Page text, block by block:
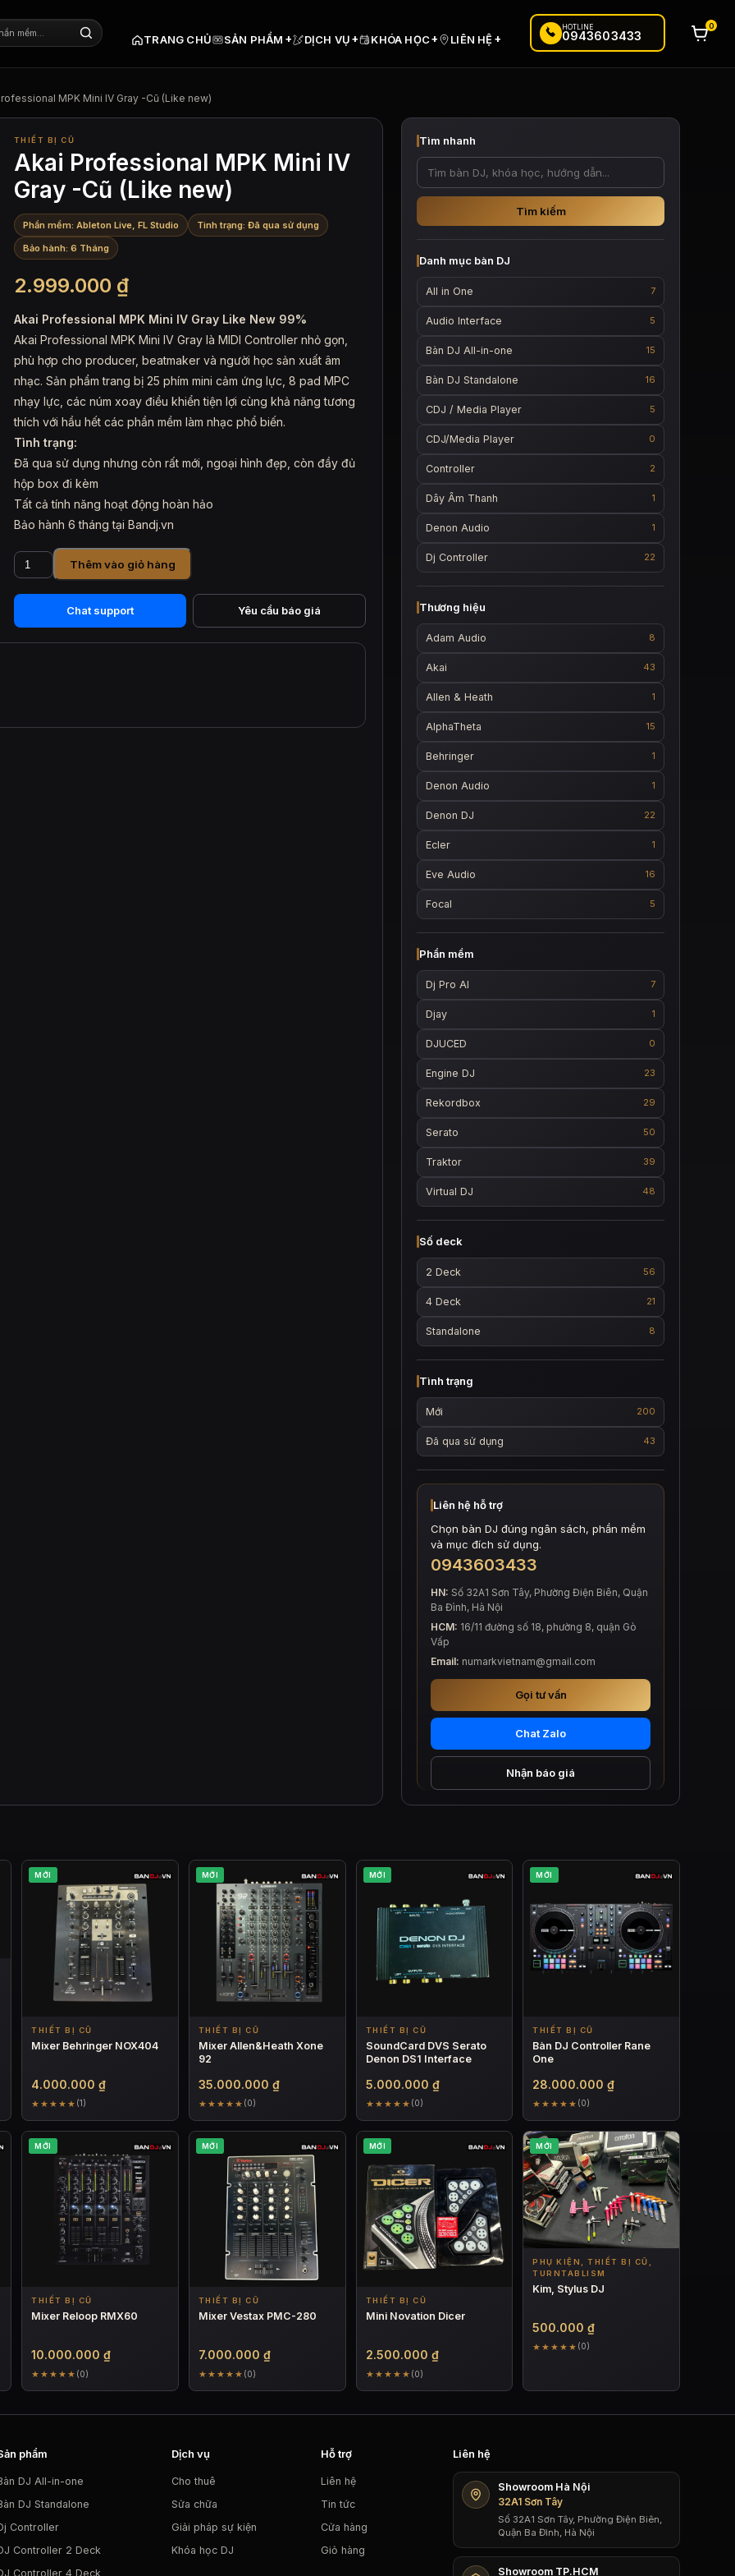
TRANG CHỦ SẢN PHẨM + DỊCH VỤ+ KHÓA HỌC+ LIÊN HỆ +
HOTLINE
0943603433
0
MPK Mini IV Gray -Cũ (Like new)
THIẾT BỊ CŨ
Akai Professional MPK Mini IV
Gray -Cũ (Like new)
Phần mềm: Ableton Live, FL Studio
Tình trạng: Đã qua sử dụng
Bảo hành: 6 Tháng
2.999.000 ₫
Akai Professional MPK Mini IV Gray Like New 99%
Akai Professional MPK Mini IV Gray là MIDI Controller nhỏ gọn,
phù hợp cho producer, beatmaker và người học sản xuất âm
nhạc. Sản phẩm trang bị 25 phím mini cảm ứng lực, 8 pad MPC
nhạy lực, các núm xoay điều khiển tiện lợi cùng khả năng tương
thích với hầu hết các phần mềm làm nhạc phổ biến.
Tình trạng:
Đã qua sử dụng nhưng còn rất mới, ngoại hình đẹp, còn đầy đủ
hộp box đi kèm
Tất cả tính năng hoạt động hoàn hảo
Bảo hành 6 tháng tại Bandj.vn
Akai
Professional
Mini
IV
lượng
Thêm vào giỏ hàng
Chat support Yêu cầu báo giá
Tìm nhanh
Tìm kiếm
Danh mục bàn DJ
All in One 7
Audio Interface 5
Bàn DJ All-in-one 15
Bàn DJ Standalone 16
CDJ / Media Player 5
CDJ/Media Player 0
Controller 2
Dây Âm Thanh 1
Denon Audio 1
Dj Controller 22
Thương hiệu
Adam Audio 8
Akai 43
Allen & Heath 1
AlphaTheta 15
Behringer 1
Denon Audio 1
Denon DJ 22
Ecler 1
Eve Audio 16
Focal 5
Phần mềm
Dj Pro AI 7
Djay 1
DJUCED 0
Engine DJ 23
Rekordbox 29
Serato 50
Traktor 39
Virtual DJ 48
Số deck
2 Deck 56
4 Deck 21
Standalone 8
Tình trạng
Mới 200
Đã qua sử dụng 43
Liên hệ hỗ trợ
Chọn bàn DJ đúng ngân sách, phần mềm
và mục đích sử dụng.
0943603433
HN: Số 32A1 Sơn Tây, Phường Điện Biên, Quận
Ba Đình, Hà Nội
HCM: 16/11 đường số 18, phường 8, quận Gò
Vấp
Email: numarkvietnam@gmail.com
Gọi tư vấn
Chat Zalo
Nhận báo giá
MỚI
THIẾT BỊ CŨ
Mixer Behringer NOX404
4.000.000₫
★★★★★ (1)
MỚI
THIẾT BỊ CŨ
Mixer Allen&Heath Xone
92
35.000.000 ₫
★★★★★ (0)
MỚI
THIẾT BỊ CŨ
SoundCard DVS Serato
Denon DS1 Interface
5.000.000 ₫
★★★★★ (0)
MỚI
THIẾT BỊ CŨ
Bàn DJ Controller Rane
One
28.000.000₫
★★★★★ (0)
MỚI
THIẾT BỊ CŨ
Mixer Reloop RMX60
10.000.000₫
★★★★★ (0)
MỚI
THIẾT BỊ CŨ
Mixer Vestax PMC-280
7.000.000 ₫
★★★★★ (0)
MỚI
THIẾT BỊ CŨ
Mini Novation Dicer
2.500.000 ₫
★★★★★ (0)
MỚI
PHỤ KIỆN, THIẾT BỊ CŨ,
TURNTABLISM
Kim, Stylus DJ
500.000₫
★★★★★ (0)
phẩm
DJ All-in-one
DJ Standalone
Controller
Controller 2 Deck
Controller 4 Deck
Dịch vụ
Cho thuê
Sửa chữa
Giải pháp sự kiện
Khóa học DJ
Hỗ trợ
Liên hệ
Tin tức
Cửa hàng
Giỏ hàng
Liên hệ
Showroom Hà Nội
32A1 Sơn Tây
Số 32A1 Sơn Tây, Phường Điện Biên,
Quận Ba Đình, Hà Nội
Showroom TP.HCM